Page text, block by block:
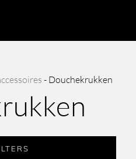
- Douchekrukken